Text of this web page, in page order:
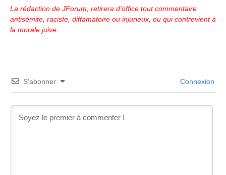
La rédaction de JForum, retirera d'office tout commentaire
antisémite, raciste, diffamatoire ou injurieux, ou qui contrevient à
la morale juive.
S’abonner Connexion